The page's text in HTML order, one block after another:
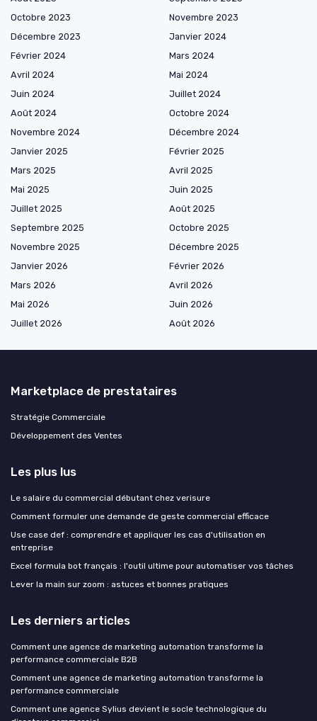
Octobre 2023
Novembre 2023
Décembre 2023
Janvier 2024
Février 2024
Mars 2024
Avril 2024
Mai 2024
Juin 2024
Juillet 2024
Août 2024
Octobre 2024
Novembre 2024
Décembre 2024
Janvier 2025
Février 2025
Mars 2025
Avril 2025
Mai 2025
Juin 2025
Juillet 2025
Août 2025
Septembre 2025
Octobre 2025
Novembre 2025
Décembre 2025
Janvier 2026
Février 2026
Mars 2026
Avril 2026
Mai 2026
Juin 2026
Juillet 2026
Août 2026
Marketplace de prestataires
Stratégie Commerciale
Développement des Ventes
Les plus lus
Le salaire du commercial débutant chez verisure
Comment formuler une demande de geste commercial efficace
Use case def : comprendre et appliquer les cas d'utilisation en
entreprise
Excel formula bot français : l'outil ultime pour automatiser vos tâches
Lever la main sur zoom : astuces et bonnes pratiques
Les derniers articles
Comment une agence de marketing automation transforme la
performance commerciale B2B
Comment une agence de marketing automation transforme la
performance commerciale
Comment une agence Sylius devient le socle technologique du